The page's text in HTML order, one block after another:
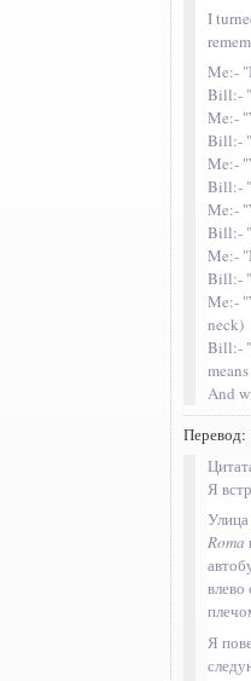
I
Me:-
Bill:-
Me:-
Bill:-
Me:-
Bill:-
Me:-
Bill:-
Me:-
Bill:-
Me:-
neck)
Bill:-
And
Перевод:
Я
Roma
Я